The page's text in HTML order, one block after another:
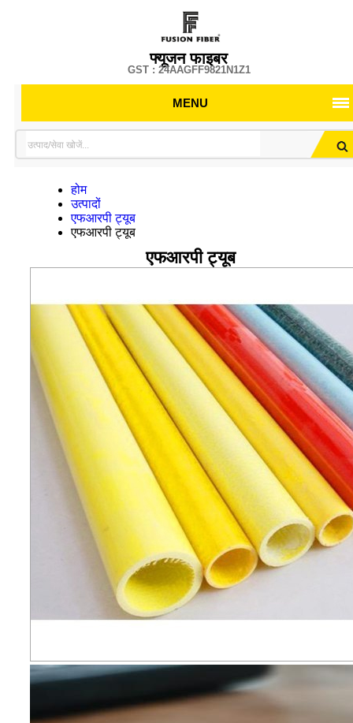
फ्यूजन फाइबर
GST : 24AAGFF9821N1Z1
MENU
होम
उत्पादों
एफआरपी ट्यूब
एफआरपी ट्यूब
एफआरपी ट्यूब